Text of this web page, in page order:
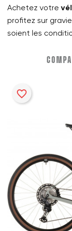
Achetez votre
profitez sur
soient les
favorite_border